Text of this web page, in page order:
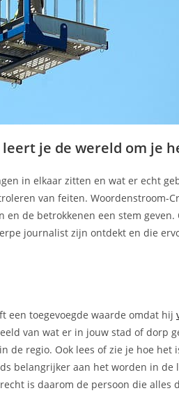
je de wereld om je
in elkaar zitten en wat er echt
van feiten. Woordenstroom-
de betrokkenen een stem geven.
journalist zijn ontdekt en die
een toegevoegde waarde omdat hij
van wat er in jouw stad of dorp
de regio. Ook lees of zie je hoe het
belangrijker aan het worden in de
is daarom de persoon die alles